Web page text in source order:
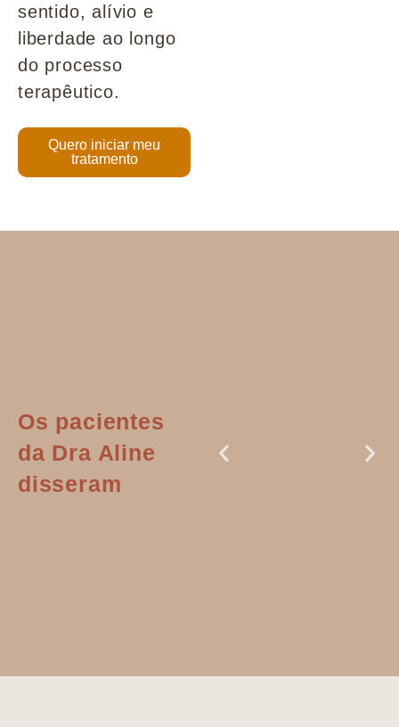
sentido, alívio e
liberdade ao longo
do processo
terapêutico.
Quero iniciar meu
tratamento
Os pacientes
da Dra Aline
disseram